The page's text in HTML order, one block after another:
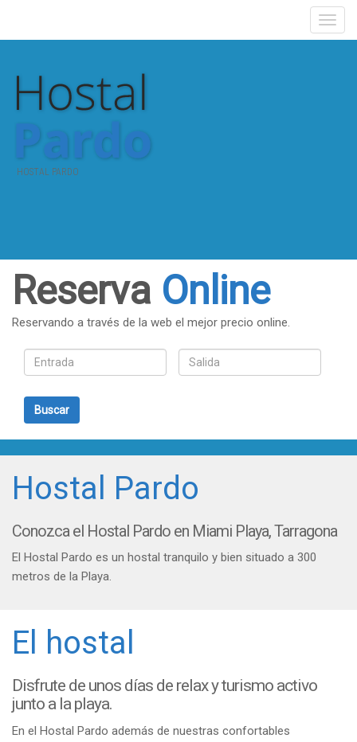
HOSTAL PARDO
Reserva Online
Reservando a través de la web el mejor precio online.
Buscar
Hostal Pardo
Conozca el Hostal Pardo en Miami Playa, Tarragona
El Hostal Pardo es un hostal tranquilo y bien situado a 300
metros de la Playa.
El hostal
Disfrute de unos días de relax y turismo activo
junto a la playa.
En el Hostal Pardo además de nuestras confortables